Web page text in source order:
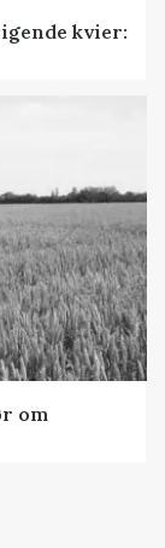
kvier:
om